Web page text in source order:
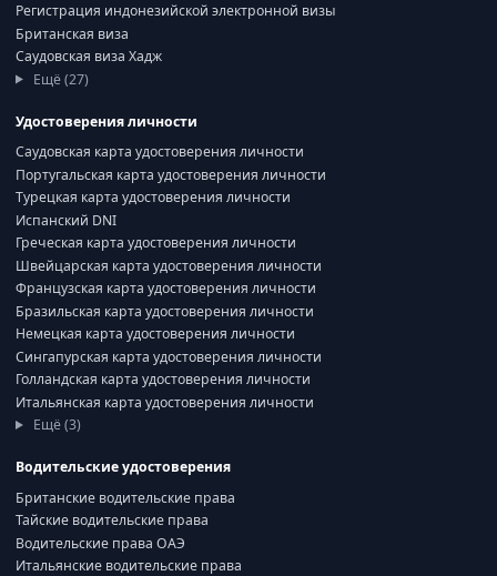
Регистрация индонезийской электронной визы
Британская виза
Саудовская виза Хадж
Ещё (27)
Удостоверения личности
Саудовская карта удостоверения личности
Португальская карта удостоверения личности
Турецкая карта удостоверения личности
Испанский DNI
Греческая карта удостоверения личности
Швейцарская карта удостоверения личности
Французская карта удостоверения личности
Бразильская карта удостоверения личности
Немецкая карта удостоверения личности
Сингапурская карта удостоверения личности
Голландская карта удостоверения личности
Итальянская карта удостоверения личности
Ещё (3)
Водительские удостоверения
Британские водительские права
Тайские водительские права
Водительские права ОАЭ
Итальянские водительские права